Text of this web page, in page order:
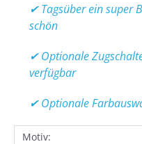
✔ Tagsüber ein super
schön
✔ Optionale
verfügbar
✔ Optionale
Motiv: